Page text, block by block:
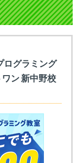
ログラミング
ン 新中野校